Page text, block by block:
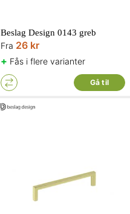
Beslag Design 0143 greb
Fra 26 kr
+ Fås i flere varianter
Gå til